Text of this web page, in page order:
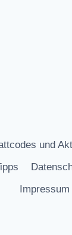
und
Impressum